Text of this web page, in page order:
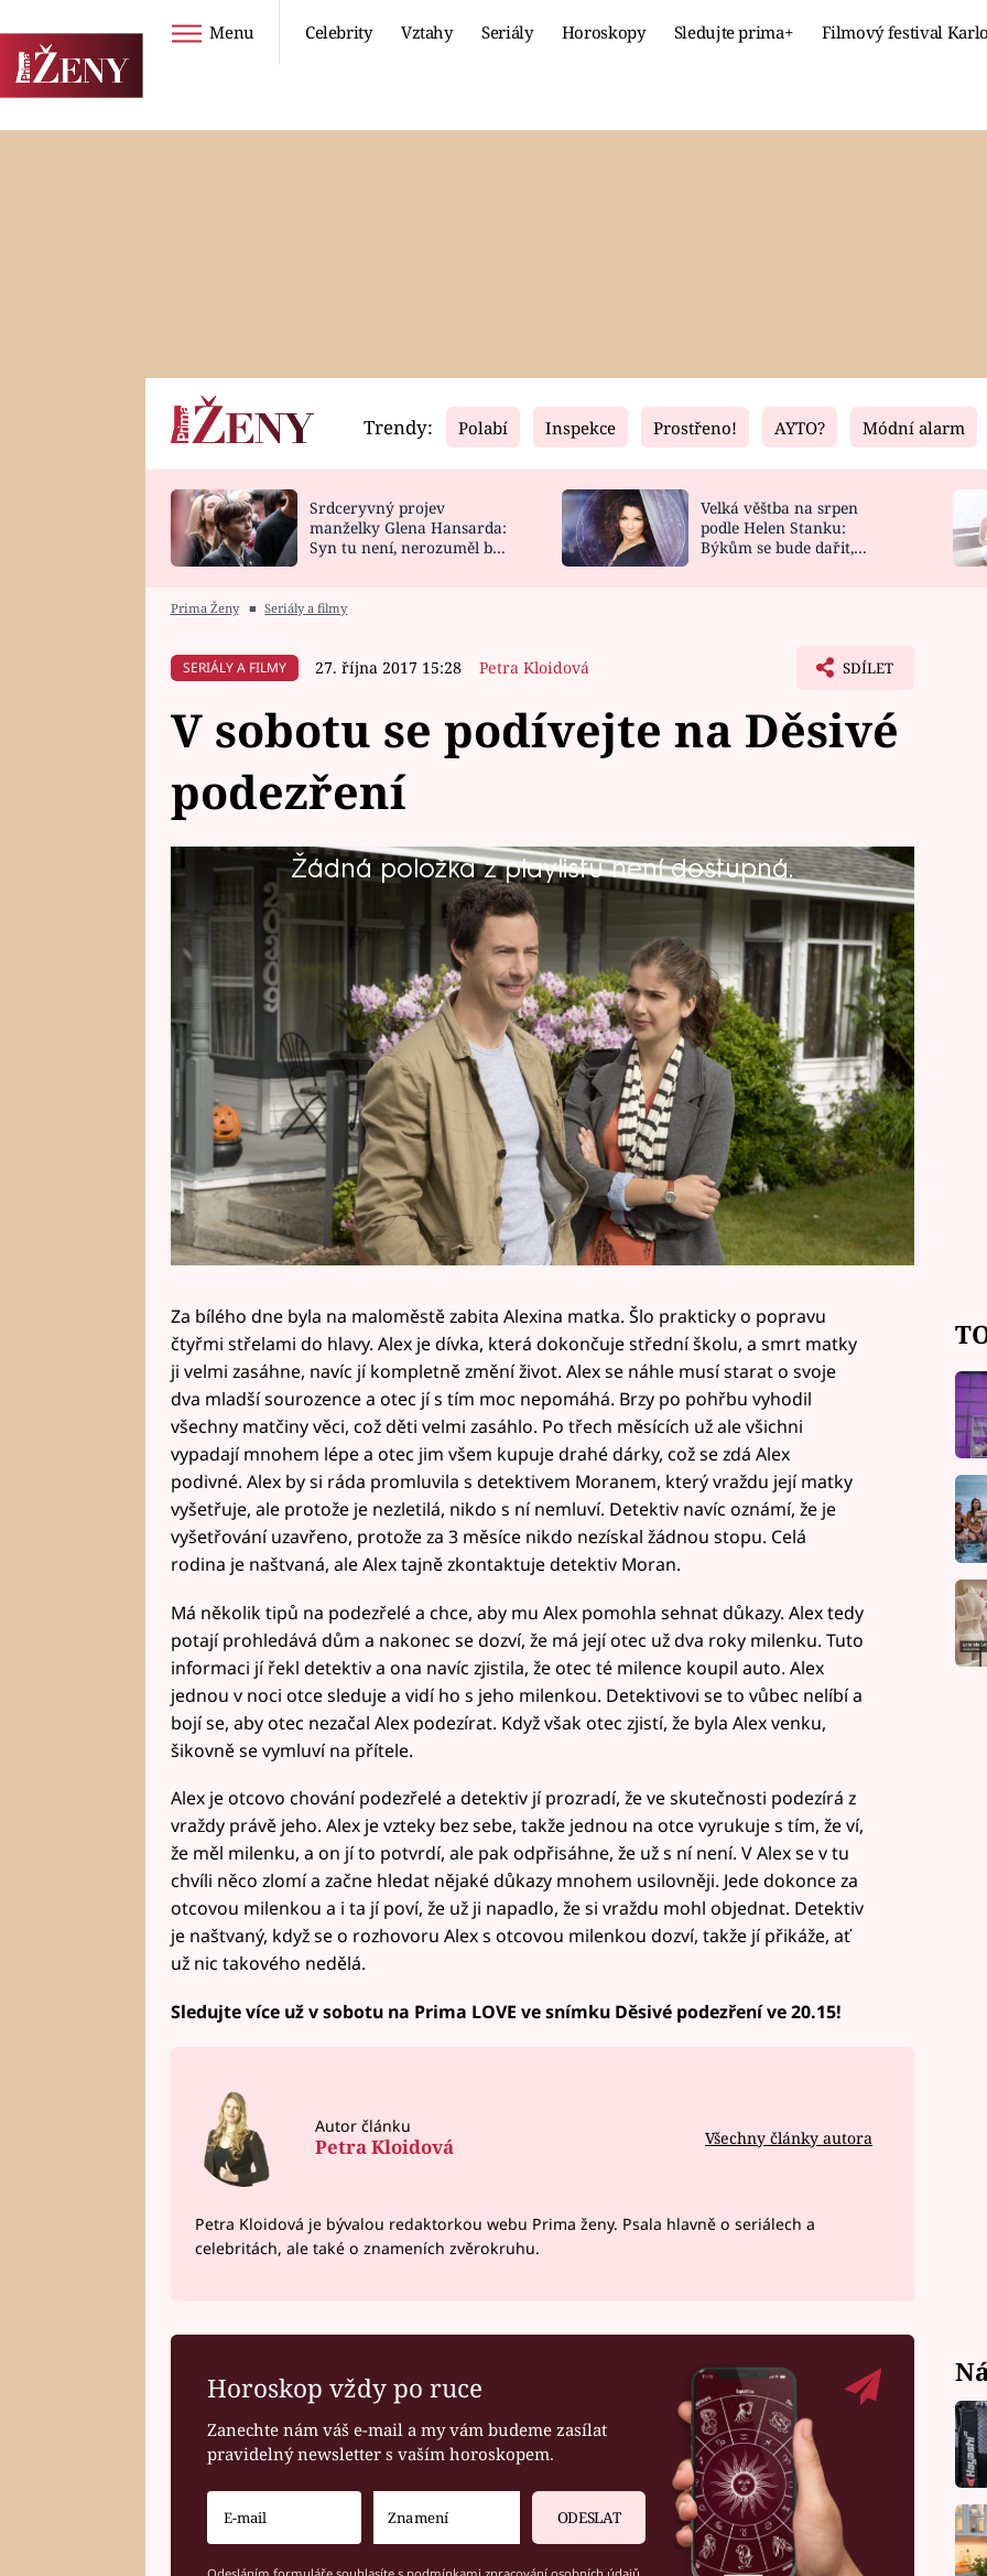
Menu Celebrity Vztahy Seriály Horoskopy Sledujte prima+ Filmový festival
Horoskopy
HOROSKOP NA
Video
CELEBRITY
VAŘENÍ
Fresh
NOVINKY
VIDEORECEPTY
Living
DESIGN
Trendy: Polabí Inspekce Prostřeno! AYTO? Módní alarm
Srdceryvný projev
manželky Glena Hansarda:
Syn tu není, nerozuměl by
Velká věštba na srpen
podle Helen Stanku:
Býkům se bude dařit,
Prima Ženy ■ Seriály a filmy
SERIÁLY A FILMY 27. října 2017 15:28 Petra Kloidová SDÍLET
V sobotu se podívejte na Děsivé
podezření
Žádná položka z playlistu není dostupná.
Sobotní večer na Prima LOVE bude ve znamení thrilleru. Děsivé
podezření uvidíte ve 20.15. O čem celý thriller je?
Za bílého dne byla na maloměstě zabita Alexina matka. Šlo prakticky o popravu
čtyřmi střelami do hlavy. Alex je dívka, která dokončuje střední školu, a smrt matky
ji velmi zasáhne, navíc jí kompletně změní život. Alex se náhle musí starat o svoje
dva mladší sourozence a otec jí s tím moc nepomáhá. Brzy po pohřbu vyhodil
všechny matčiny věci, což děti velmi zasáhlo. Po třech měsících už ale všichni
vypadají mnohem lépe a otec jim všem kupuje drahé dárky, což se zdá Alex
podivné. Alex by si ráda promluvila s detektivem Moranem, který vraždu její matky
vyšetřuje, ale protože je nezletilá, nikdo s ní nemluví. Detektiv navíc oznámí, že je
vyšetřování uzavřeno, protože za 3 měsíce nikdo nezískal žádnou stopu. Celá
rodina je naštvaná, ale Alex tajně zkontaktuje detektiv Moran.
Má několik tipů na podezřelé a chce, aby mu Alex pomohla sehnat důkazy. Alex tedy
potají prohledává dům a nakonec se dozví, že má její otec už dva roky milenku. Tuto
informaci jí řekl detektiv a ona navíc zjistila, že otec té milence koupil auto. Alex
jednou v noci otce sleduje a vidí ho s jeho milenkou. Detektivovi se to vůbec nelíbí a
bojí se, aby otec nezačal Alex podezírat. Když však otec zjistí, že byla Alex venku,
šikovně se vymluví na přítele.
Alex je otcovo chování podezřelé a detektiv jí prozradí, že ve skutečnosti podezírá z
vraždy právě jeho. Alex je vzteky bez sebe, takže jednou na otce vyrukuje s tím, že ví,
že měl milenku, a on jí to potvrdí, ale pak odpřisáhne, že už s ní není. V Alex se v tu
chvíli něco zlomí a začne hledat nějaké důkazy mnohem usilovněji. Jede dokonce za
otcovou milenkou a i ta jí poví, že už ji napadlo, že si vraždu mohl objednat. Detektiv
je naštvaný, když se o rozhovoru Alex s otcovou milenkou dozví, takže jí přikáže, ať
už nic takového nedělá.
Sledujte více už v sobotu na Prima LOVE ve snímku Děsivé podezření ve 20.15!
Autor článku
Petra Kloidová Všechny články autora
Petra Kloidová je bývalou redaktorkou webu Prima ženy. Psala hlavně o seriálech a
celebritách, ale také o znameních zvěrokruhu.
Horoskop vždy po ruce
Zanechte nám váš e-mail a my vám budeme zasílat
pravidelný newsletter s vaším horoskopem.
ODESLAT
Odesláním formuláře souhlasíte s podmínkami zpracování osobních údajů